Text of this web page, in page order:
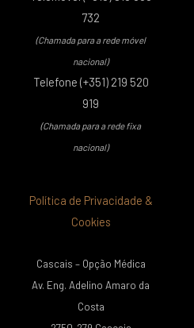
732
(Chamada para a rede móvel
nacional)
Telefone (+351) 219 520
919
(Chamada para a rede fixa
nacional)
Política de Privacidade &
Cookies
Cascais – Opção Médica
Av. Eng. Adelino Amaro da
Costa